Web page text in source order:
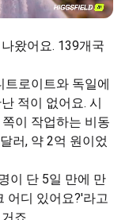
왔어요. 139개국
트로이트와 독일에
적이 없어요. 시
이 작업하는 비동
러, 약 2억 원이었
이 단 5일 만에 만
어디 있어요?'라고